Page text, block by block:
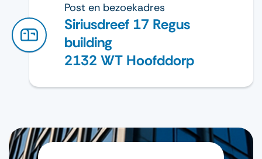
Post en bezoekadres
Siriusdreef 17 Regus
building
2132 WT Hoofddorp